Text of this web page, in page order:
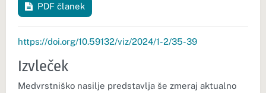
PDF članek
https://doi.org/10.59132/viz/2024/1-2/35-39
Izvleček
Medvrstniško nasilje predstavlja še zmeraj aktualno